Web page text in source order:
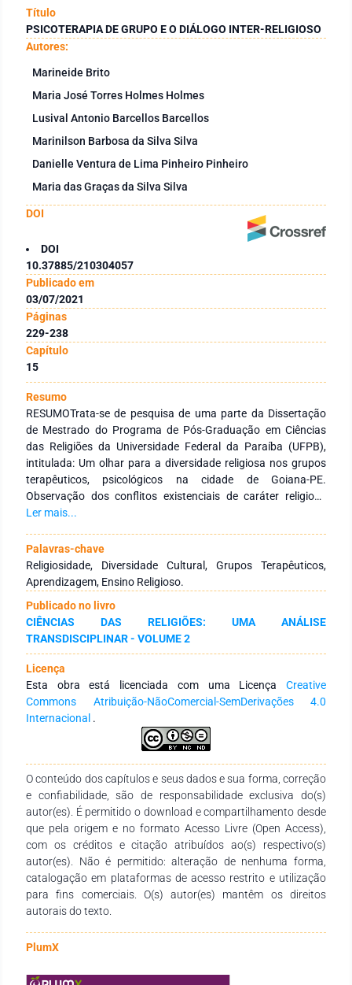
Título
PSICOTERAPIA DE GRUPO E O DIÁLOGO INTER-RELIGIOSO
Autores:
Marineide Brito
Maria José Torres Holmes Holmes
Lusival Antonio Barcellos Barcellos
Marinilson Barbosa da Silva Silva
Danielle Ventura de Lima Pinheiro Pinheiro
Maria das Graças da Silva Silva
DOI
DOI
10.37885/210304057
Publicado em
03/07/2021
Páginas
229-238
Capítulo
15
Resumo
RESUMOTrata-se de pesquisa de uma parte da Dissertação
de Mestrado do Programa de Pós-Graduação em Ciências
das Religiões da Universidade Federal da Paraíba (UFPB),
intitulada: Um olhar para a diversidade religiosa nos grupos
terapêuticos, psicológicos na cidade de Goiana-PE.
Observação dos conflitos existenciais de caráter religioso
dentro dos grupos terapêuticos da Policlínica Nossa Senhora
Transcendente, mas observar a evolução do quadro clínico
dos pacientes, independentemente da formação religiosa. O
trabalho tem como objetivo de estudo uma investigação
sobre a compreensão quanto à influência das divergências
religiosas nos grupos terapêuticos frente aos problemas
existenciais da vida. O trabalho também se propõe a analisar
as causas que levam à intolerância religiosa e suas práticas
espirituais e educacionais, que interferem no relacionamento
das pessoas de diversas religiões que fazem parte dos
Grupos Terapêuticos Psicológicos. A abordagem do estudo
foi qualitativa e mediante a utilização da pesquisa
bibliográfica sobre o diálogo inter-religioso. Como
instrumento de pesquisa, foi utilizado o questionário de
semiestruturada. Podemos concluir que através desses
ensinamentos observamos um fato importante, de aprender
a lidar com as diferenças e colocar em prática. Assim
minimizamos as questões de intolerância, despertamos o
diálogo nos Grupos Terapêuticos Psicológicos, corroborando
para diminuir ou até mesmo resolver essas questões
preconceituosas de violência e falta de respeito, propondo
para o grupo a construção da cultura de paz.Palavras–
Chave: Religiosidade. Diversidade Cultural. Grupos
Ler mais...
Palavras-chave
Religiosidade, Diversidade Cultural, Grupos Terapêuticos,
Aprendizagem, Ensino Religioso.
Publicado no livro
CIÊNCIAS DAS RELIGIÕES: UMA ANÁLISE
TRANSDISCIPLINAR - VOLUME 2
Licença
Esta obra está licenciada com uma Licença Creative
Commons Atribuição-NãoComercial-SemDerivações 4.0
Internacional .
O conteúdo dos capítulos e seus dados e sua forma, correção
e confiabilidade, são de responsabilidade exclusiva do(s)
autor(es). É permitido o download e compartilhamento desde
que pela origem e no formato Acesso Livre (Open Access),
com os créditos e citação atribuídos ao(s) respectivo(s)
autor(es). Não é permitido: alteração de nenhuma forma,
catalogação em plataformas de acesso restrito e utilização
para fins comerciais. O(s) autor(es) mantêm os direitos
autorais do texto.
PlumX